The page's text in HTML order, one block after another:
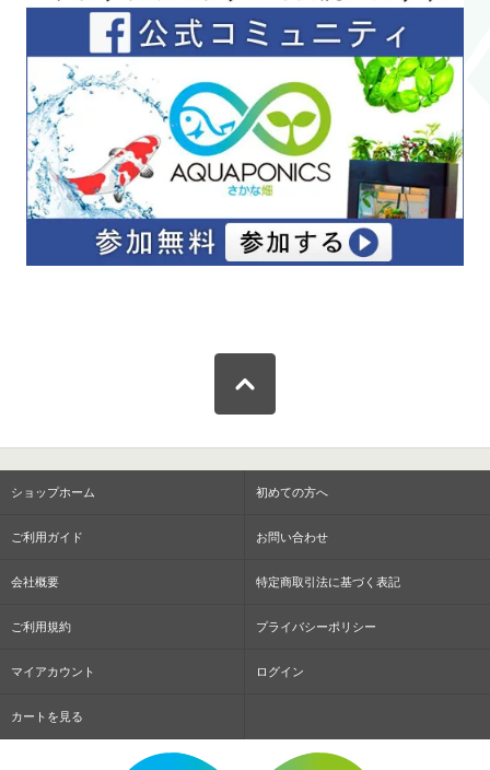
ショップホーム 初めての方へ
ご利用ガイド お問い合わせ
会社概要 特定商取引法に基づく表記
ご利用規約 プライバシーポリシー
マイアカウント ログイン
カートを見る